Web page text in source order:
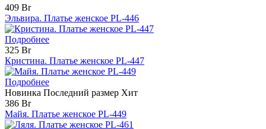
409 Br
Эльвира. Платье женское PL-446
Подробнее
325 Br
Кристина. Платье женское PL-447
Подробнее
Новинка Последний размер Хит
386 Br
Майя. Платье женское PL-449